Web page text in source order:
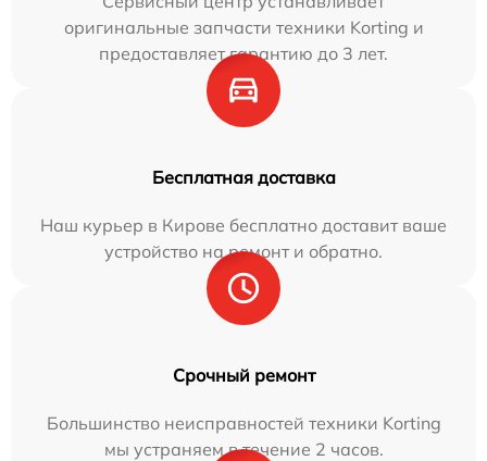
оригинальные запчасти техники Korting и
предоставляет гарантию до 3 лет.
Бесплатная доставка
Наш курьер в Кирове бесплатно доставит ваше
устройство на ремонт и обратно.
Срочный ремонт
Большинство неисправностей техники Korting
мы устраняем в течение 2 часов.